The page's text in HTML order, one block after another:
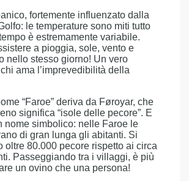
fortemente influenzato dalla
le temperature sono miti tutto
è estremamente variabile.
a pioggia, sole, vento e
nello stesso giorno! Un vero
ama l’imprevedibilità della
“Faroe” deriva da Føroyar, che
significa “isole delle pecore”. E
nome simbolico: nelle Faroe le
di gran lunga gli abitanti. Si
oltre 80.000 pecore rispetto ai circa
Passeggiando tra i villaggi, è più
un ovino che una persona!